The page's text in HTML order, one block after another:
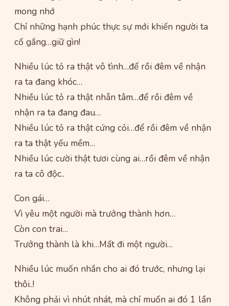
mong nhớ
Chỉ những hạnh phúc thực sự mới khiến người ta
cố gắng…giữ gìn!
Nhiều lúc tỏ ra thật vô tình…để rồi đêm về nhận
ra ta đang khóc…
Nhiều lúc tỏ ra thật nhẫn tâm…để rồi đêm về
nhận ra ta đang đau…
Nhiều lúc tỏ ra thật cứng cỏi…để rồi đêm về nhận
ra ta thật yếu mềm…
Nhiều lúc cười thật tươi cùng ai…rồi đêm về nhận
ra ta cô độc..
Con gái…
Vì yêu một người mà trưởng thành hơn…
Còn con trai…
Trưởng thành là khi…Mất đi một người…
Nhiều lúc muốn nhắn cho ai đó trước, nhưng lại
thôi..!
Không phải vì nhút nhát, mà chỉ muốn ai đó 1 lần